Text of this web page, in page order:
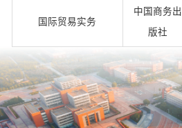
国际贸易实务
中国商务出
版社